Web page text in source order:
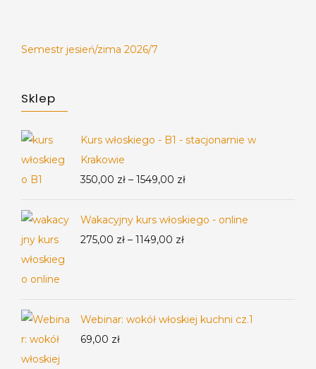
Semestr jesień/zima 2026/7
Sklep
Kurs włoskiego - B1 - stacjonarnie w
Krakowie
350,00 zł – 1549,00 złZakres
od
Wakacyjny kurs włoskiego - online
275,00 zł – 1149,00 złZakres
do
Webinar: wokół włoskiej kuchni cz.1
69,00 zł